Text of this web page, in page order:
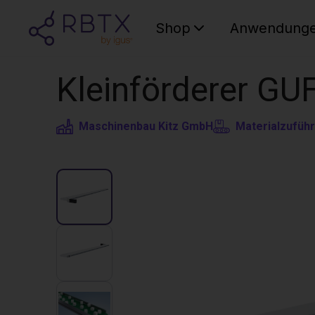
Shop
Kleinförderer
Maschinenbau Kitz GmbH